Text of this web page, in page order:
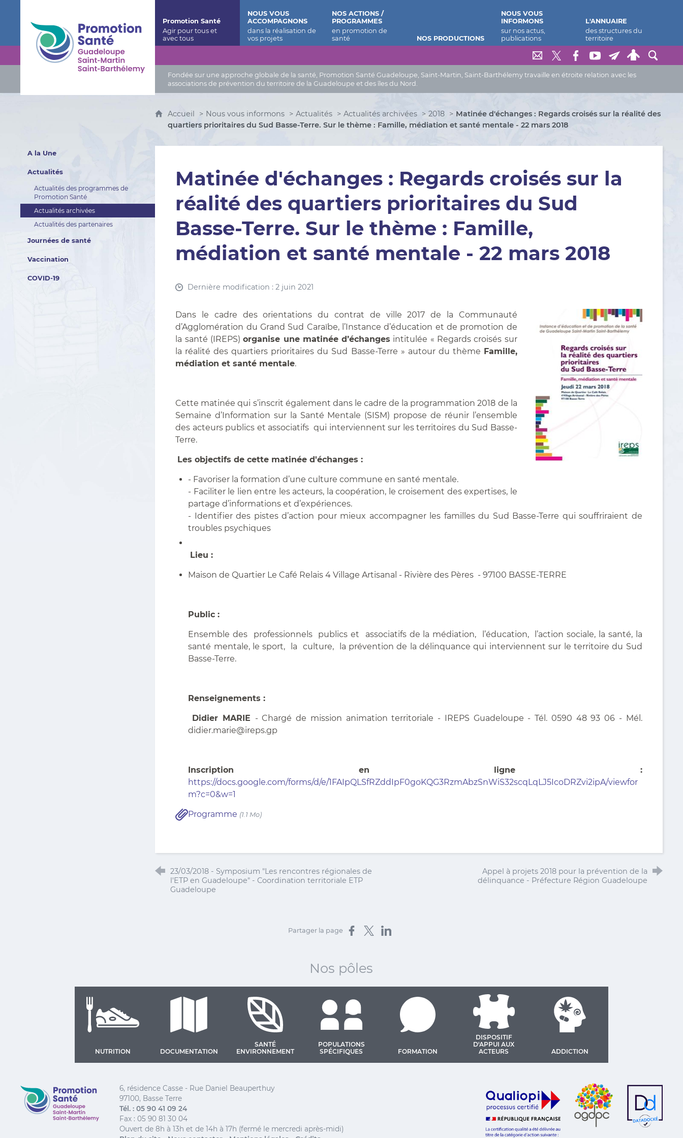
Fondée sur une approche globale de la santé, Promotion Santé Guadeloupe, Saint-Martin, Saint-Barthélemy travaille en étroite relation avec les
associations de prévention du territoire de la Guadeloupe et des îles du Nord.
Promotion Santé
NOUS VOUS
ACCOMPAGNONS
NOS ACTIONS /
PROGRAMMES
NOS PRODUCTIONS
NOUS VOUS
INFORMONS
L'ANNUAIRE
A la Une
Actualités
Actualités des programmes de
Promotion Santé
Actualités archivées
Actualités des partenaires
Journées de santé
Vaccination
COVID-19
Accueil Nous vous informons Actualités Actualités archivées 2018
Matinée d'échanges : Regards croisés sur la réalité des
quartiers prioritaires du Sud Basse-Terre. Sur le thème : Famille, médiation et santé mentale - 22 mars 2018
Matinée d'échanges : Regards croisés sur la
réalité des quartiers prioritaires du Sud
Basse-Terre. Sur le thème : Famille,
médiation et santé mentale - 22 mars 2018
Dernière modification : 2 juin 2021
Dans le cadre des orientations du contrat de ville 2017 de la Communauté
d’Agglomération du Grand Sud Caraïbe, l’Instance d’éducation et de promotion de
la santé (IREPS)organise une matinée d’échanges intitulée « Regards croisés sur
la réalité des quartiers prioritaires du Sud Basse-Terre » autour du thème Famille,
médiation et santé mentale.
Cette matinée qui s’inscrit également dans le cadre de la programmation 2018 de la
Semaine d’Information sur la Santé Mentale (SISM) propose de réunir l’ensemble
des acteurs publics et associatifs qui interviennent sur les territoires du Sud Basse-
Terre.
Les objectifs de cette matinée d'échanges :
- Favoriser la formation d’une culture commune en santé mentale.
- Faciliter le lien entre les acteurs, la coopération, le croisement des expertises, le
partage d’informations et d’expériences.
- Identifier des pistes d’action pour mieux accompagner les familles du Sud Basse-Terre qui souffriraient de
troubles psychiques
Lieu :
Maison de Quartier Le Café Relais 4 Village Artisanal - Rivière des Pères - 97100 BASSE-TERRE
Public :
Ensemble des professionnels publics et associatifs de la médiation, l’éducation, l’action sociale, la santé, la
santé mentale, le sport, la culture, la prévention de la délinquance qui interviennent sur le territoire du Sud
Basse-Terre.
Renseignements :
Didier MARIE - Chargé de mission animation territoriale - IREPS Guadeloupe - Tél. 0590 48 93 06 - Mél.
didier.marie@ireps.gp
Inscription en ligne :
https://docs.google.com/forms/d/e/1FAIpQLSfRZddIpF0goKQG3RzmAbzSnWiS32scqLqLJ5IcoDRZvi2ipA/viewfor
m?c=0&w=1
Programme (1.1 Mo)
23/03/2018 - Symposium "Les rencontres régionales de
l'ETP en Guadeloupe" - Coordination territoriale ETP
Guadeloupe
Appel à projets 2018 pour la prévention de la
délinquance - Préfecture Région Guadeloupe
Partager la page Partager sur Facebook
Partager sur X
Partager sur LinkedIn
Nos pôles
NUTRITION DOCUMENTATION
SANTÉ
ENVIRONNEMENT
POPULATIONS
SPÉCIFIQUES
FORMATION
DISPOSITIF
D'APPUI AUX
ACTEURS
ADDICTION
Promotion Santé Guadeloupe, Saint-Martin, Saint Barthélemy
6, résidence Casse - Rue Daniel Beauperthuy
97100, Basse Terre
Tél. : 05 90 41 09 24
Fax : 05 90 81 30 04
Ouvert de 8h à 13h et de 14h à 17h (fermé le mercredi après-midi)